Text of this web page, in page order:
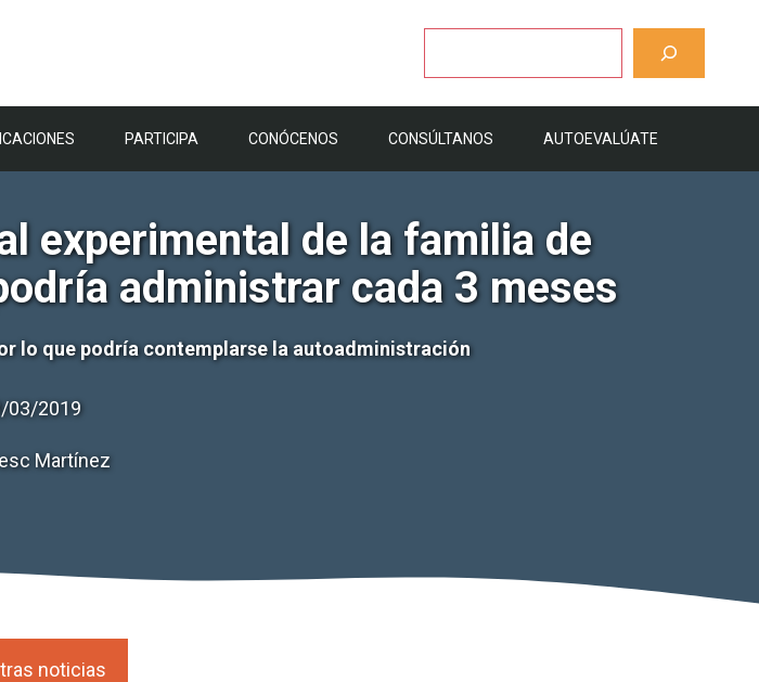
PARTICIPA CONÓCENOS CONSÚLTANOS AUTOEVALÚATE
experimental de la familia de
administrar cada 3 meses
lo que podría contemplarse la autoadministración
03/2019
Martínez
noticias